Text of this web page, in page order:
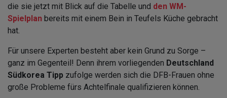
die sie jetzt mit Blick auf die Tabelle und den WM-
Spielplan bereits mit einem Bein in Teufels Küche gebracht
hat.
Für unsere Experten besteht aber kein Grund zu Sorge –
ganz im Gegenteil! Denn ihrem vorliegenden Deutschland
Südkorea Tipp zufolge werden sich die DFB-Frauen ohne
große Probleme fürs Achtelfinale qualifizieren können.